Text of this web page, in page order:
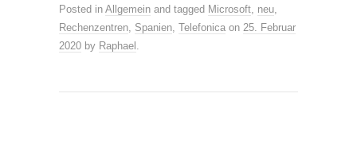
Posted in Allgemein and tagged Microsoft, neu,
Rechenzentren, Spanien, Telefonica on 25. Februar
2020 by Raphael .